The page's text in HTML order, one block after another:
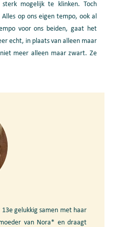
mogelijk te klinken. Toch
op ons eigen tempo, ook al
voor ons beiden, gaat het
echt, in plaats van alleen maar
meer alleen maar zwart. Ze
gelukkig samen met haar
van Nora* en draagt